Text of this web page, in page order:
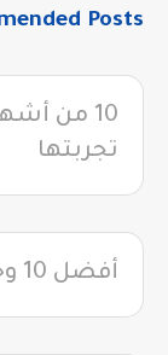
Posts
10 من
تجربتها
أفضل 10 وجهات شهر العسل في تركيا